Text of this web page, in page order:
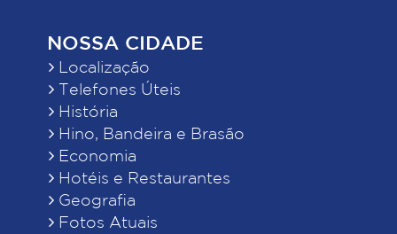
NOSSA CIDADE
Localização
Telefones Úteis
História
Hino, Bandeira e Brasão
Economia
Hotéis e Restaurantes
Geografia
Fotos Atuais